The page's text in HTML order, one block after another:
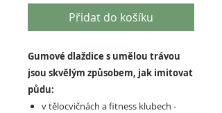
Přidat do košíku
Gumové dlaždice s umělou trávou
jsou skvělým způsobem, jak imitovat
půdu:
v tělocvičnách a fitness klubech -